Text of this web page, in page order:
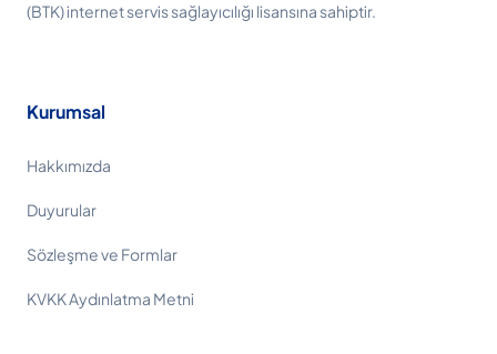
(BTK) internet servis sağlayıcılığı lisansına sahiptir.
Kurumsal
Hakkımızda
Duyurular
Sözleşme ve Formlar
KVKK Aydınlatma Metni